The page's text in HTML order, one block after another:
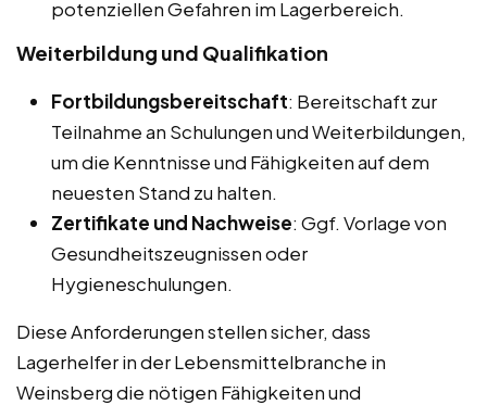
potenziellen Gefahren im Lagerbereich.
Weiterbildung und Qualifikation
Fortbildungsbereitschaft: Bereitschaft zur
Teilnahme an Schulungen und Weiterbildungen,
um die Kenntnisse und Fähigkeiten auf dem
neuesten Stand zu halten.
Zertifikate und Nachweise: Ggf. Vorlage von
Gesundheitszeugnissen oder
Hygieneschulungen.
Diese Anforderungen stellen sicher, dass
Lagerhelfer in der Lebensmittelbranche in
Weinsberg die nötigen Fähigkeiten und